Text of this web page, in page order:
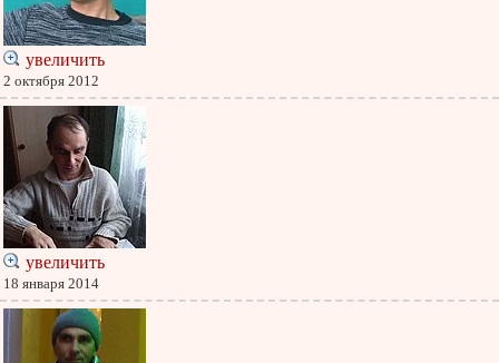
увеличить
2 октября 2012
увеличить
18 января 2014